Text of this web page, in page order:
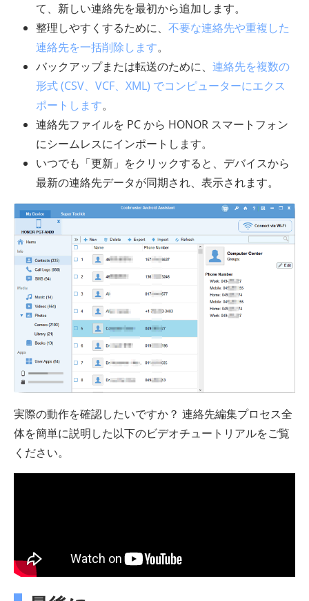
て、新しい連絡先を最初から追加します。
整理しやすくするために、 不要な連絡先や重複した
連絡先を一括削除します。
バックアップまたは転送のために、 連絡先を複数の
形式 (CSV、VCF、XML) でコンピューターにエクス
ポートします。
連絡先ファイルを PC から HONOR スマートフォン
にシームレスにインポートします。
いつでも「更新」をクリックすると、デバイスから
最新の連絡先データが同期され、表示されます。
実際の動作を確認したいですか？ 連絡先編集プロセス全
体を簡単に説明した以下のビデオチュートリアルをご覧
ください。